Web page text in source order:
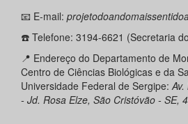
📧 E-mail:
☎️ Telefone: 3194-6621 (Secretaria
📍 Endereço do Departamento de
Centro de Ciências Biológicas e da
Universidade Federal de Sergipe: Av.
- Jd. Rosa Elze, São Cristóvão - SE,